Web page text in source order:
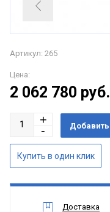
Артикул: 265
Цена:
2 062 780 руб.
Доставка